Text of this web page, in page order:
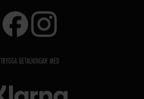
TRYGGA BETALNINGAR MED